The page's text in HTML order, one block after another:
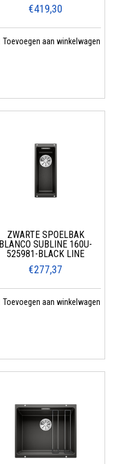
€419,30
Toevoegen aan winkelwagen
ZWARTE SPOELBAK
BLANCO SUBLINE 160U-
525981-BLACK LINE
€277,37
Toevoegen aan winkelwagen